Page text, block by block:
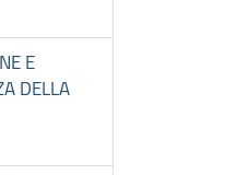
E
DELLA